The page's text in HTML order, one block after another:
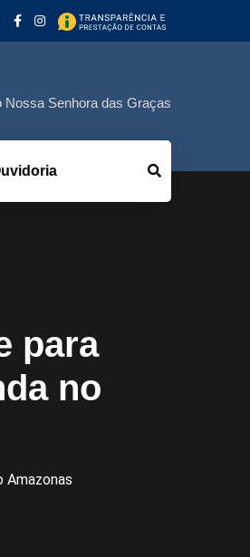
Nossa Senhora das Graças
para
no
Amazonas